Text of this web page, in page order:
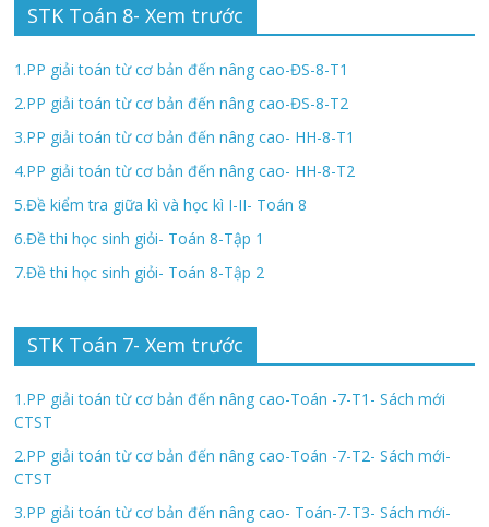
STK Toán 8- Xem trước
1.PP giải toán từ cơ bản đến nâng cao-ĐS-8-T1
2.PP giải toán từ cơ bản đến nâng cao-ĐS-8-T2
3.PP giải toán từ cơ bản đến nâng cao- HH-8-T1
4.PP giải toán từ cơ bản đến nâng cao- HH-8-T2
5.Đề kiểm tra giữa kì và học kì I-II- Toán 8
6.Đề thi học sinh giỏi- Toán 8-Tập 1
7.Đề thi học sinh giỏi- Toán 8-Tập 2
STK Toán 7- Xem trước
1.PP giải toán từ cơ bản đến nâng cao-Toán -7-T1- Sách mới
CTST
2.PP giải toán từ cơ bản đến nâng cao-Toán -7-T2- Sách mới-
CTST
3.PP giải toán từ cơ bản đến nâng cao- Toán-7-T3- Sách mới-